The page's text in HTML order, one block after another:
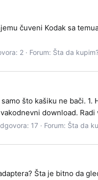
čuveni Kodak sa
2 Forum: Šta da
što kašiku ne bači.
download. Radi
17 Forum: Šta da
Šta je bitno da